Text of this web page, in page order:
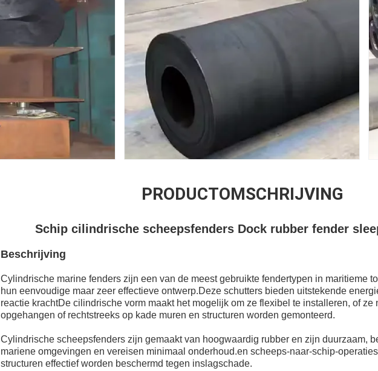
PRODUCTOMSCHRIJVING
Schip cilindrische scheepsfenders Dock rubber fender
Beschrijving
Cylindrische marine fenders zijn een van de meest gebruikte fendertypen in maritieme
hun eenvoudige maar zeer effectieve ontwerp.Deze schutters bieden uitstekende
reactie krachtDe cilindrische vorm maakt het mogelijk om ze flexibel te installeren, of ze
opgehangen of rechtstreeks op kade muren en structuren worden gemonteerd.
Cylindrische scheepsfenders zijn gemaakt van hoogwaardig rubber en zijn duurzaam,
mariene omgevingen en vereisen minimaal onderhoud.en scheeps-naar-schip-
structuren effectief worden beschermd tegen inslagschade.